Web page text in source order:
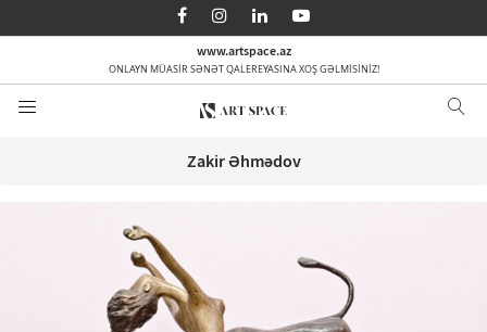
www.artspace.az
ONLAYN MÜASİR SƏNƏT QALEREYASINA XOŞ GƏLMİSİNİZ!
AZ EN RU
Zakir Əhmədov